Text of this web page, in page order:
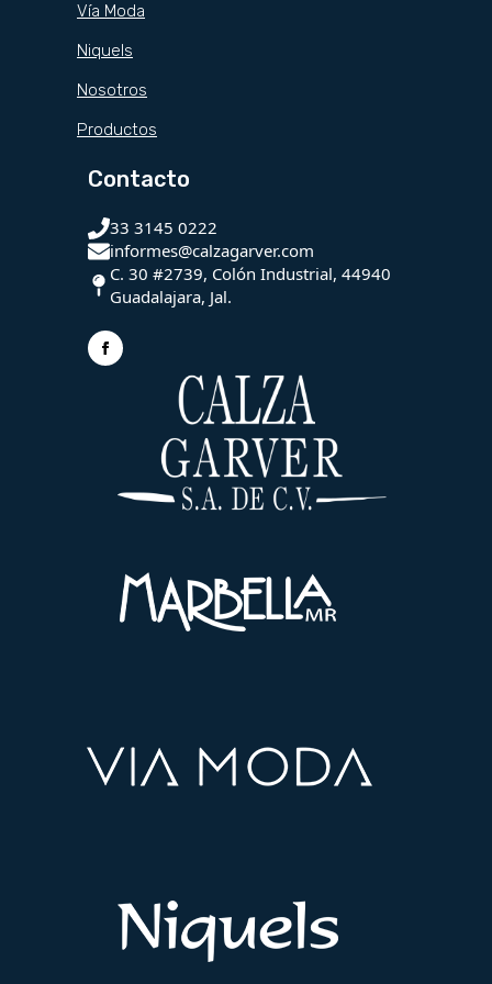
Vía Moda
Niquels
Nosotros
Productos
Contacto
33 3145 0222
informes@calzagarver.com
C. 30 #2739, Colón Industrial, 44940
Guadalajara, Jal.